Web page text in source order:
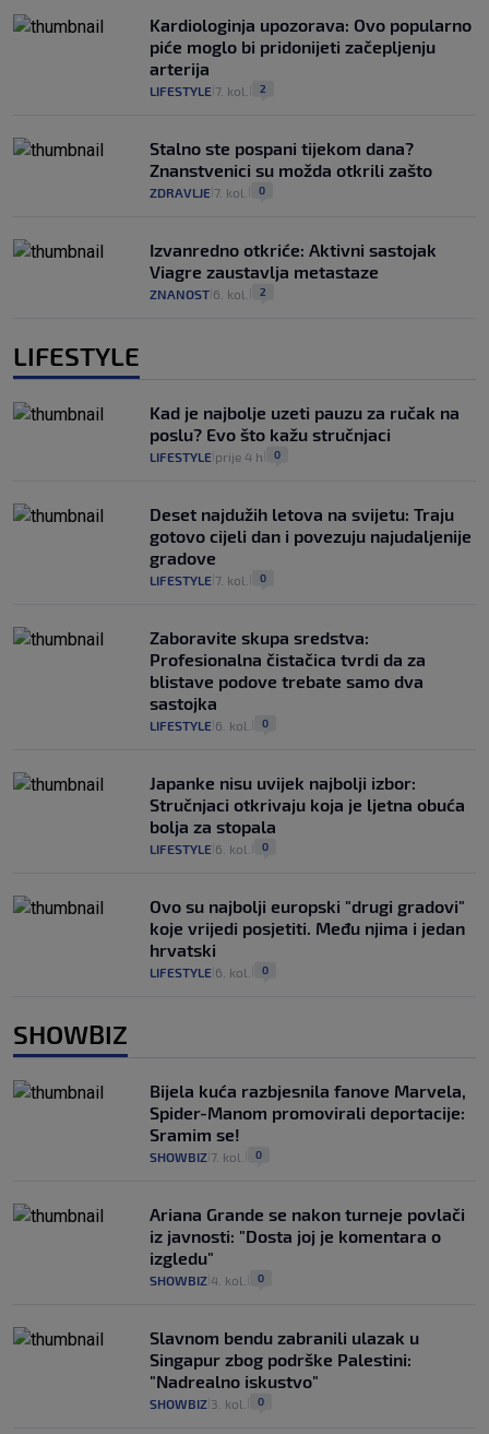
Kardiologinja upozorava: Ovo popularno
piće moglo bi pridonijeti začepljenju
arterija
LIFESTYLE 7. kol. 2
Stalno ste pospani tijekom dana?
Znanstvenici su možda otkrili zašto
ZDRAVLJE 7. kol. 0
Izvanredno otkriće: Aktivni sastojak
Viagre zaustavlja metastaze
ZNANOST 6. kol. 2
LIFESTYLE
Kad je najbolje uzeti pauzu za ručak na
poslu? Evo što kažu stručnjaci
LIFESTYLE prije 4 h 0
Deset najdužih letova na svijetu: Traju
gotovo cijeli dan i povezuju najudaljenije
gradove
LIFESTYLE 7. kol. 0
Zaboravite skupa sredstva:
Profesionalna čistačica tvrdi da za
blistave podove trebate samo dva
sastojka
LIFESTYLE 6. kol. 0
Japanke nisu uvijek najbolji izbor:
Stručnjaci otkrivaju koja je ljetna obuća
bolja za stopala
LIFESTYLE 6. kol. 0
Ovo su najbolji europski "drugi gradovi"
koje vrijedi posjetiti. Među njima i jedan
hrvatski
LIFESTYLE 6. kol. 0
SHOWBIZ
Bijela kuća razbjesnila fanove Marvela,
Spider-Manom promovirali deportacije:
Sramim se!
SHOWBIZ 7. kol. 0
Ariana Grande se nakon turneje povlači
iz javnosti: "Dosta joj je komentara o
izgledu"
SHOWBIZ 4. kol. 0
Slavnom bendu zabranili ulazak u
Singapur zbog podrške Palestini:
"Nadrealno iskustvo"
SHOWBIZ 3. kol. 0